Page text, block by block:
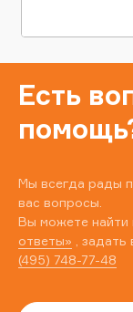
Есть
Мы всегда рады
вас вопросы.
Вы можете
ответы» , задать
(495) 748-77-48